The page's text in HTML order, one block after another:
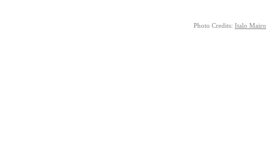
Photo Credits: Italo Mairo